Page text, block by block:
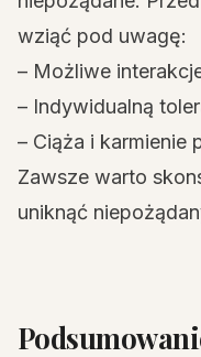
wziąć pod uwagę:
– Możliwe
– Indywidualną
– Ciąża i karmienie
Zawsze warto
uniknąć